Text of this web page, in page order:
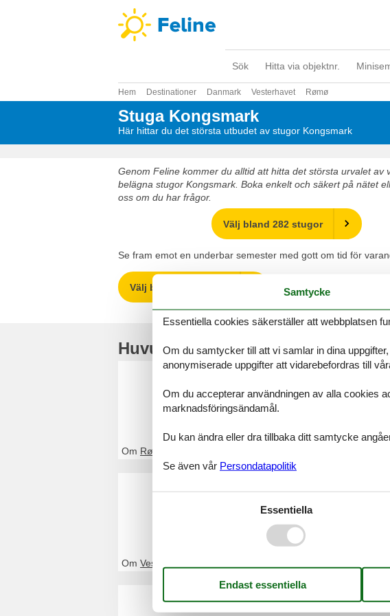
Sök Hitta via objektnr.
Hem Destinationer Danmark Vesterhavet Rømø
Stuga Kongsmark
Här hittar du det största utbudet av stugor Kongsmark
Genom Feline kommer du alltid att hitta det största urvalet av
belägna stugor Kongsmark. Boka enkelt och säkert på nätet
oss om du har frågor.
Välj bland 282 stugor
Se fram emot en underbar semester med gott om tid för
Välj bland 282 stugor
Huvudtoppartiklar
Stuga Rømø
Genom Feline kommer du alltid
kontakta oss om du har frågor.
Om Rømø
Stuga Vesterhavet
Genom Feline kommer du alltid
nätet eller kontakta oss om du har
Om Vesterhavet
Stuga Danmark
Samtycke
Essentiella cookies säkerställer att webbplatsen
Om du samtycker till att vi samlar in dina
anonymiserade uppgifter att vidarebefordras till
Om du accepterar användningen av alla cookies
marknadsföringsändamål.
Du kan ändra eller dra tillbaka ditt samtycke
Se även vår Persondatapolitik
Essentiella